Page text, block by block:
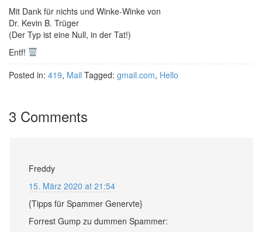
Mit Dank für nichts und Winke-Winke von
Dr. Kevin B. Trüger
(Der Typ ist eine Null, in der Tat!)
Entf!
Posted in: 419, Mail Tagged: gmail.com, Hello
3 Comments
Freddy
15. März 2020 at 21:54
{Tipps für Spammer Genervte}
Forrest Gump zu dummen Spammer: